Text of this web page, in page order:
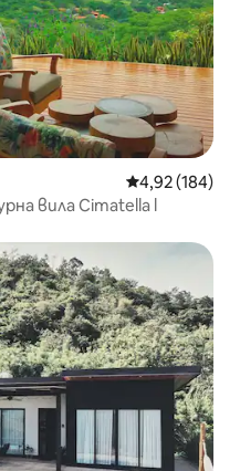
Средна
4,92 (184)
вила Cimatella l